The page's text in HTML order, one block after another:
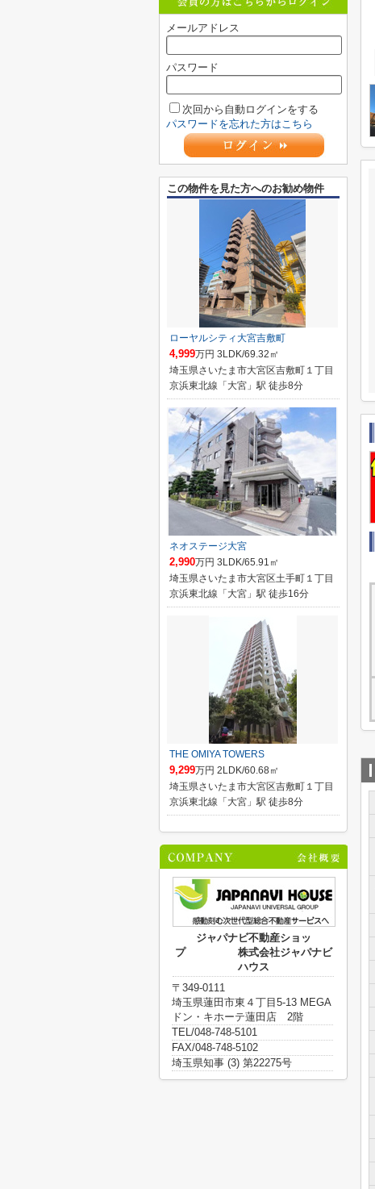
メールアドレス
パスワード
次回から自動ログインをする
パスワードを忘れた方はこちら
この物件を見た方へのお勧め物件
ローヤルシティ大宮吉敷町
4,999万円 3LDK/69.32㎡
埼玉県さいたま市大宮区吉敷町１丁目
京浜東北線「大宮」駅 徒歩8分
ネオステージ大宮
2,990万円 3LDK/65.91㎡
埼玉県さいたま市大宮区土手町１丁目
京浜東北線「大宮」駅 徒歩16分
THE OMIYA TOWERS
9,299万円 2LDK/60.68㎡
埼玉県さいたま市大宮区吉敷町１丁目
京浜東北線「大宮」駅 徒歩8分
ジャパナビ不動産ショッ
プ 株式会社ジャパナビ
ハウス
〒349-0111
埼玉県蓮田市東４丁目5-13 MEGA
ドン・キホーテ蓮田店 2階
TEL/048-748-5101
FAX/048-748-5102
埼玉県知事 (3) 第22275号